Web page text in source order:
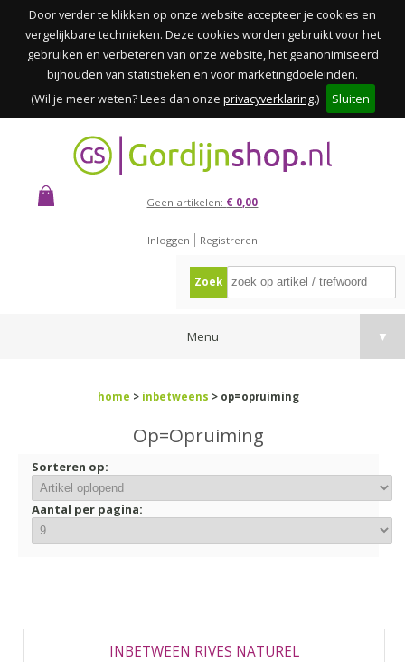
Door verder te klikken op onze website accepteer je cookies en
vergelijkbare technieken. Deze cookies worden gebruikt voor het
gebruiken en verbeteren van onze website, het geanonimiseerd
bijhouden van statistieken en voor marketingdoeleinden.
(Wil je meer weten? Lees dan onze privacyverklaring.) Sluiten
Geen artikelen: € 0,00
Inloggen Registreren
Zoek
Menu ▼
home > inbetweens > op=opruiming
Op=Opruiming
Sorteren op:
Aantal per pagina:
INBETWEEN RIVES NATUREL